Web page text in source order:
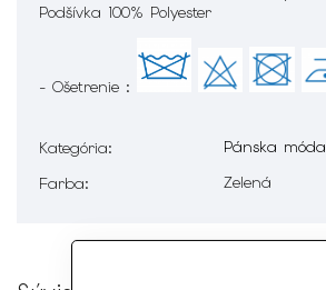
Podšívka 100% Polyester
- Ošetrenie :
Kategória:
Pánska móda
Farba: Zelená